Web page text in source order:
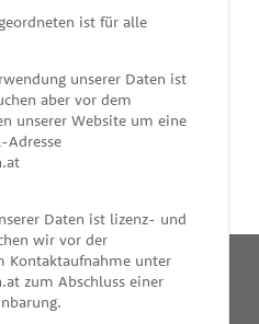
von
ist für alle
unserer Daten ist
aber vor dem
unserer Website um eine
Adresse
Daten ist lizenz- und
wir vor der
Kontaktaufnahme unter
zum Abschluss einer